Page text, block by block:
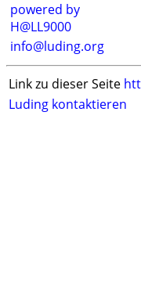
powered by
H@LL9000
info@luding.org
Link zu dieser Seite
Luding kontaktieren